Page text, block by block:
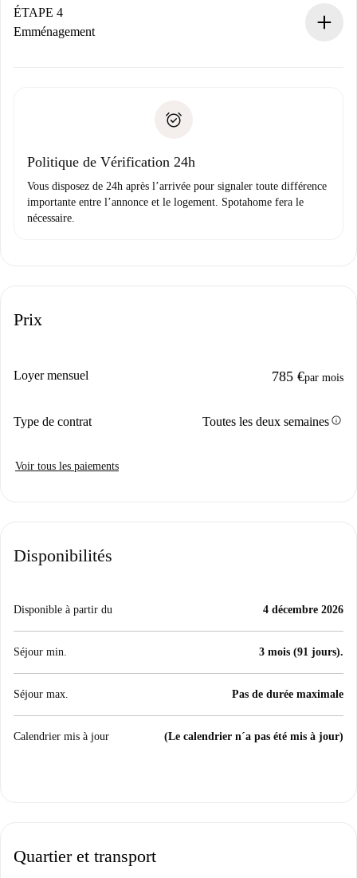
contact avec le propriétaire.
Si refusé : aucun prélèvement et nous vous proposerons
Justificatif de solvabilité
ÉTAPE 4
Emménagement
uniquement si aucun problème n'est signalé.
Politique de Vérification 24h
Vous disposez de 24h après l’arrivée pour signaler toute différence
importante entre l’annonce et le logement. Spotahome fera le
nécessaire.
Prix
Loyer mensuel 785 €par mois
Type de contrat Toutes les deux semainesinfo
Voir tous les paiements
Disponibilités
Disponible à partir du 4 décembre 2026
Séjour min. 3 mois (91 jours).
Séjour max. Pas de durée maximale
Calendrier mis à jour (Le calendrier n´a pas été mis à jour)
Quartier et transport